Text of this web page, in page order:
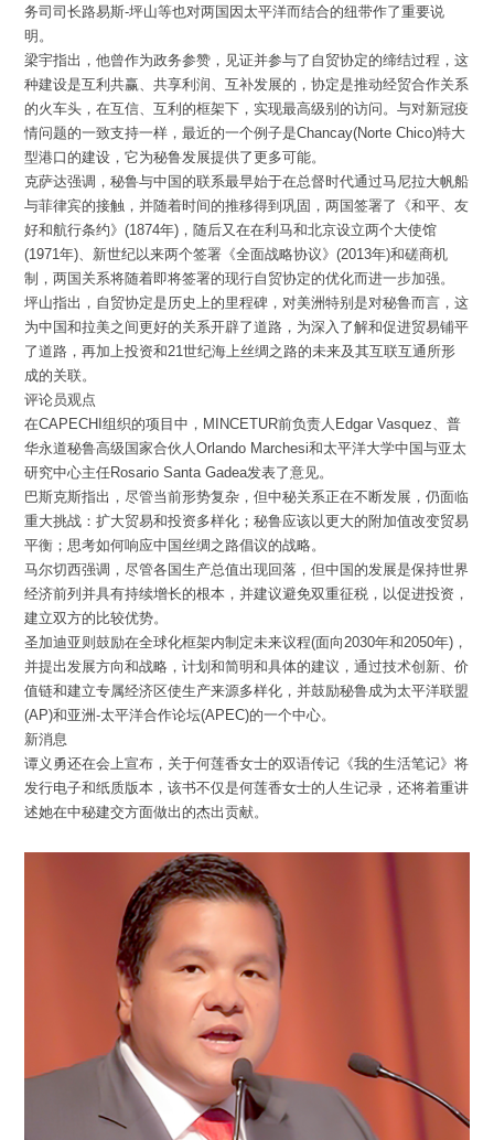
务司司长路易斯-坪山等也对两国因太平洋而结合的纽带作了重要说
明。
梁宇指出，他曾作为政务参赞，见证并参与了自贸协定的缔结过程，这
种建设是互利共赢、共享利润、互补发展的，协定是推动经贸合作关系
的火车头，在互信、互利的框架下，实现最高级别的访问。与对新冠疫
情问题的一致支持一样，最近的一个例子是Chancay(Norte Chico)特大
型港口的建设，它为秘鲁发展提供了更多可能。
克萨达强调，秘鲁与中国的联系最早始于在总督时代通过马尼拉大帆船
与菲律宾的接触，并随着时间的推移得到巩固，两国签署了《和平、友
好和航行条约》(1874年)，随后又在在利马和北京设立两个大使馆
(1971年)、新世纪以来两个签署《全面战略协议》(2013年)和磋商机
制，两国关系将随着即将签署的现行自贸协定的优化而进一步加强。
坪山指出，自贸协定是历史上的里程碑，对美洲特别是对秘鲁而言，这
为中国和拉美之间更好的关系开辟了道路，为深入了解和促进贸易铺平
了道路，再加上投资和21世纪海上丝绸之路的未来及其互联互通所形
成的关联。
评论员观点
在CAPECHI组织的项目中，MINCETUR前负责人Edgar Vasquez、普
华永道秘鲁高级国家合伙人Orlando Marchesi和太平洋大学中国与亚太
研究中心主任Rosario Santa Gadea发表了意见。
巴斯克斯指出，尽管当前形势复杂，但中秘关系正在不断发展，仍面临
重大挑战：扩大贸易和投资多样化；秘鲁应该以更大的附加值改变贸易
平衡；思考如何响应中国丝绸之路倡议的战略。
马尔切西强调，尽管各国生产总值出现回落，但中国的发展是保持世界
经济前列并具有持续增长的根本，并建议避免双重征税，以促进投资，
建立双方的比较优势。
圣加迪亚则鼓励在全球化框架内制定未来议程(面向2030年和2050年)，
并提出发展方向和战略，计划和简明和具体的建议，通过技术创新、价
值链和建立专属经济区使生产来源多样化，并鼓励秘鲁成为太平洋联盟
(AP)和亚洲-太平洋合作论坛(APEC)的一个中心。
新消息
谭义勇还在会上宣布，关于何莲香女士的双语传记《我的生活笔记》将
发行电子和纸质版本，该书不仅是何莲香女士的人生记录，还将着重讲
述她在中秘建交方面做出的杰出贡献。